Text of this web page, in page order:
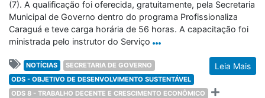
(7). A qualificação foi oferecida, gratuitamente, pela Secretaria
Municipal de Governo dentro do programa Profissionaliza
Caraguá e teve carga horária de 56 horas. A capacitação foi
ministrada pelo instrutor do Serviço
Leia Mais
NOTÍCIAS
SECRETARIA DE GOVERNO
ODS - OBJETIVO DE DESENVOLVIMENTO SUSTENTÁVEL
ODS 8 - TRABALHO DECENTE E CRESCIMENTO ECONÔMICO